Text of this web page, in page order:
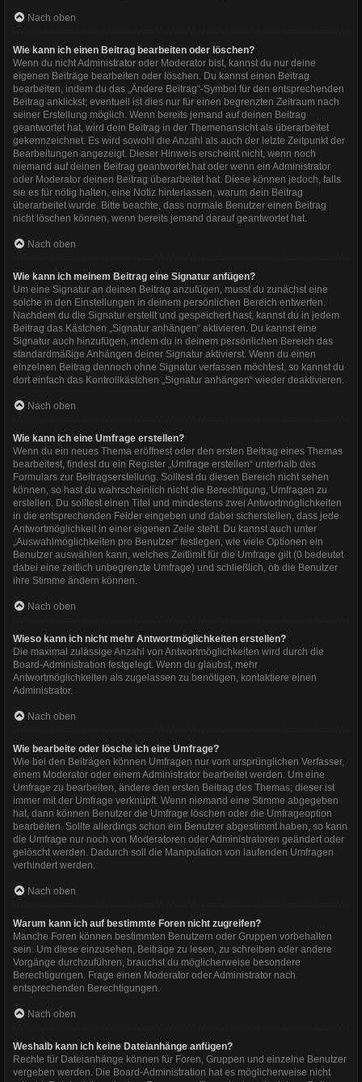
Nach oben
Wie kann ich einen Beitrag bearbeiten oder löschen?
Wenn du nicht Administrator oder Moderator bist, kannst du nur deine
eigenen Beiträge bearbeiten oder löschen. Du kannst einen Beitrag
bearbeiten, indem du das „Ändere Beitrag“-Symbol für den entsprechenden
Beitrag anklickst; eventuell ist dies nur für einen begrenzten Zeitraum nach
seiner Erstellung möglich. Wenn bereits jemand auf deinen Beitrag
geantwortet hat, wird dein Beitrag in der Themenansicht als überarbeitet
gekennzeichnet. Es wird sowohl die Anzahl als auch der letzte Zeitpunkt der
Bearbeitungen angezeigt. Dieser Hinweis erscheint nicht, wenn noch
niemand auf deinen Beitrag geantwortet hat oder wenn ein Administrator
oder Moderator deinen Beitrag überarbeitet hat. Diese können jedoch, falls
sie es für nötig halten, eine Notiz hinterlassen, warum dein Beitrag
überarbeitet wurde. Bitte beachte, dass normale Benutzer einen Beitrag
nicht löschen können, wenn bereits jemand darauf geantwortet hat.
Nach oben
Wie kann ich meinem Beitrag eine Signatur anfügen?
Um eine Signatur an deinen Beitrag anzufügen, musst du zunächst eine
solche in den Einstellungen in deinem persönlichen Bereich entwerfen.
Nachdem du die Signatur erstellt und gespeichert hast, kannst du in jedem
Beitrag das Kästchen „Signatur anhängen“ aktivieren. Du kannst eine
Signatur auch hinzufügen, indem du in deinem persönlichen Bereich das
standardmäßige Anhängen deiner Signatur aktivierst. Wenn du einen
einzelnen Beitrag dennoch ohne Signatur verfassen möchtest, so kannst du
dort einfach das Kontrollkästchen „Signatur anhängen“ wieder deaktivieren.
Nach oben
Wie kann ich eine Umfrage erstellen?
Wenn du ein neues Thema eröffnest oder den ersten Beitrag eines Themas
bearbeitest, findest du ein Register „Umfrage erstellen“ unterhalb des
Formulars zur Beitragserstellung. Solltest du diesen Bereich nicht sehen
können, so hast du wahrscheinlich nicht die Berechtigung, Umfragen zu
erstellen. Du solltest einen Titel und mindestens zwei Antwortmöglichkeiten
in die entsprechenden Felder eingeben und dabei sicherstellen, dass jede
Antwortmöglichkeit in einer eigenen Zeile steht. Du kannst auch unter
„Auswahlmöglichkeiten pro Benutzer“ festlegen, wie viele Optionen ein
Benutzer auswählen kann, welches Zeitlimit für die Umfrage gilt (0 bedeutet
dabei eine zeitlich unbegrenzte Umfrage) und schließlich, ob die Benutzer
ihre Stimme ändern können.
Nach oben
Wieso kann ich nicht mehr Antwortmöglichkeiten erstellen?
Die maximal zulässige Anzahl von Antwortmöglichkeiten wird durch die
Board-Administration festgelegt. Wenn du glaubst, mehr
Antwortmöglichkeiten als zugelassen zu benötigen, kontaktiere einen
Administrator.
Nach oben
Wie bearbeite oder lösche ich eine Umfrage?
Wie bei den Beiträgen können Umfragen nur vom ursprünglichen Verfasser,
einem Moderator oder einem Administrator bearbeitet werden. Um eine
Umfrage zu bearbeiten, ändere den ersten Beitrag des Themas; dieser ist
immer mit der Umfrage verknüpft. Wenn niemand eine Stimme abgegeben
hat, dann können Benutzer die Umfrage löschen oder die Umfrageoption
bearbeiten. Sollte allerdings schon ein Benutzer abgestimmt haben, so kann
die Umfrage nur noch von Moderatoren oder Administratoren geändert oder
gelöscht werden. Dadurch soll die Manipulation von laufenden Umfragen
verhindert werden.
Nach oben
Warum kann ich auf bestimmte Foren nicht zugreifen?
Manche Foren können bestimmten Benutzern oder Gruppen vorbehalten
sein. Um diese einzusehen, Beiträge zu lesen, zu schreiben oder andere
Vorgänge durchzuführen, brauchst du möglicherweise besondere
Berechtigungen. Frage einen Moderator oder Administrator nach
entsprechenden Berechtigungen.
Nach oben
Weshalb kann ich keine Dateianhänge anfügen?
Rechte für Dateianhänge können für Foren, Gruppen und einzelne Benutzer
vergeben werden. Die Board-Administration hat es möglicherweise nicht